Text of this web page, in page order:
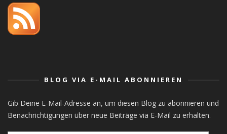
BLOG VIA E-MAIL ABONNIEREN
Gib Deine E-Mail-Adresse an, um diesen Blog zu abonnieren und
Benachrichtigungen über neue Beiträge via E-Mail zu erhalten.